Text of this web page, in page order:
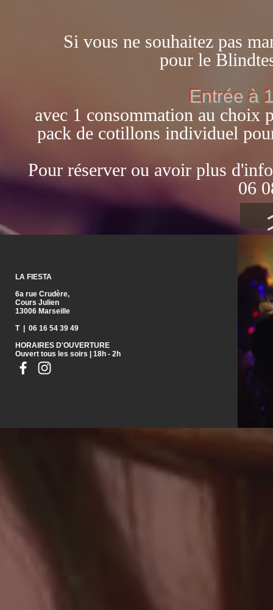
Si vous ne souhaitez pas
pour le
Entrée à
avec 1 consommation au choix
pack de cotillons individuel
Pour réserver ou avoir plus
06
LA FIESTA
6a rue Crudère,
Cours Julien
13006 Marseille
T | 06 16 54 39 49
HORAIRES D'OUVERTURE
Ouvert tous les soirs | 18h - 2h